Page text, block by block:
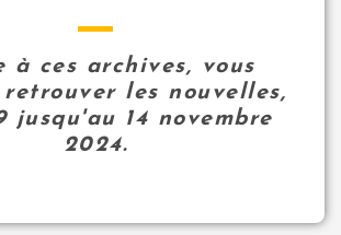
à ces archives, vous
les nouvelles,
jusqu'au 14 novembre
2024.